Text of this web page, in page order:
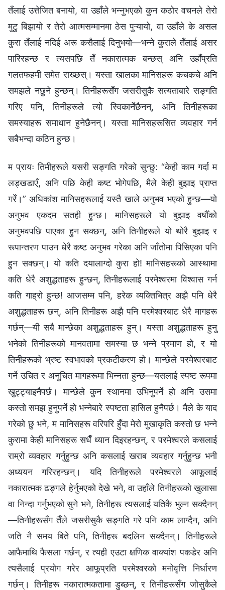
तँलाई उत्तेजित बनायो, वा उहाँले भन्‍नुभएको कुन कठोर वचनले तेरो
मुटु बिझायो र तेरो आत्मसम्मानमा ठेस पुऱ्यायो, वा उहाँले के असल
कुरा तँलाई नदिई अरू कसैलाई दिनुभयो—भन्‍ने कुराले तँलाई असर
पारिरहन्छ र त्यसपछि तँ नकारात्मक बन्छस् अनि उहाँप्रति
गलतफहमी समेत राख्छस्। यस्ता खालका मानिसहरू कचकचे अनि
समझले नछुने हुन्छन्। तिनीहरूसँग जसरीसुकै सत्यताबारे सङ्गति
गरिए पनि, तिनीहरूले त्यो स्विकार्नेछैनन्, अनि तिनीहरूका
समस्याहरू समाधान हुनेछैनन्। यस्ता मानिसहरूसित व्यवहार गर्न
सबैभन्दा कठिन हुन्छ।
म प्रायः तिमीहरूले यसरी सङ्गति गरेको सुन्छु: “केही काम गर्दा म
लड्खडाएँ, अनि पछि केही कष्ट भोगेपछि, मैले केही बुझाइ प्राप्त
गरेँ।” अधिकांश मानिसहरूलाई यस्तै खाले अनुभव भएको हुन्छ—यो
अनुभव एकदम सतही हुन्छ। मानिसहरूले यो बुझाइ वर्षौँको
अनुभवपछि पाएका हुन सक्छन्, अनि तिनीहरूले यो थोरै बुझाइ र
रूपान्तरण पाउन धेरै कष्ट अनुभव गरेका अनि जाँतोमा पिसिएका पनि
हुन सक्छन्। यो कति दयालाग्दो कुरा हो! मानिसहरूको आस्थामा
कति धेरै अशुद्धताहरू हुन्छन्, तिनीहरूलाई परमेश्‍वरमा विश्‍वास गर्न
कति गाह्रो हुन्छ! आजसम्म पनि, हरेक व्यक्तिभित्र अझै पनि धेरै
अशुद्धताहरू छन्, अनि तिनीहरू अझै पनि परमेश्‍वरबाट धेरै मागहरू
गर्छन्—यी सबै मान्छेका अशुद्धताहरू हुन्। यस्ता अशुद्धताहरू हुनु
भनेको तिनीहरूको मानवतामा समस्या छ भन्‍ने प्रमाण हो, र यो
तिनीहरूको भ्रष्ट स्वभावको प्रकटीकरण हो। मान्छेले परमेश्‍वरबाट
गर्ने उचित र अनुचित मागहरूमा भिन्नता हुन्छ—यसलाई स्पष्ट रूपमा
खुट्ट्याइनैपर्छ। मान्छेले कुन स्थानमा उभिनुपर्ने हो अनि उसमा
कस्तो समझ हुनुपर्ने हो भन्‍नेबारे स्पष्टता हासिल हुनैपर्छ। मैले के याद
गरेको छु भने, म मानिसहरू वरिपरि हुँदा मेरो मुखाकृति कस्तो छ भन्‍ने
कुरामा केही मानिसहरू सधैँ ध्यान दिइरहन्छन्, र परमेश्‍वरले कसलाई
राम्रो व्यवहार गर्नुहुन्छ अनि कसलाई खराब व्यवहार गर्नुहुन्छ भनी
अध्ययन गरिरहन्छन्। यदि तिनीहरूले परमेश्‍वरले आफूलाई
नकारात्मक ढङ्गले हेर्नुभएको देखे भने, वा उहाँले तिनीहरूको खुलासा
वा निन्दा गर्नुभएको सुने भने, तिनीहरू त्यसलाई यतिकै भुल्‍न सक्दैनन्
—तिनीहरूसँग तैँले जसरीसुकै सङ्गति गरे पनि काम लाग्दैन, अनि
जति नै समय बिते पनि, तिनीहरू बदलिन सक्दैनन्। तिनीहरूले
आफैमाथि फैसला गर्छन्, र त्यही एउटा क्षणिक वाक्यांश पकडेर अनि
त्यसैलाई प्रयोग गरेर आफूप्रति परमेश्‍वरको मनोवृत्ति निर्धारण
गर्छन्। तिनीहरू नकारात्मकतामा डुब्छन्, र तिनीहरूसँग जोसुकैले